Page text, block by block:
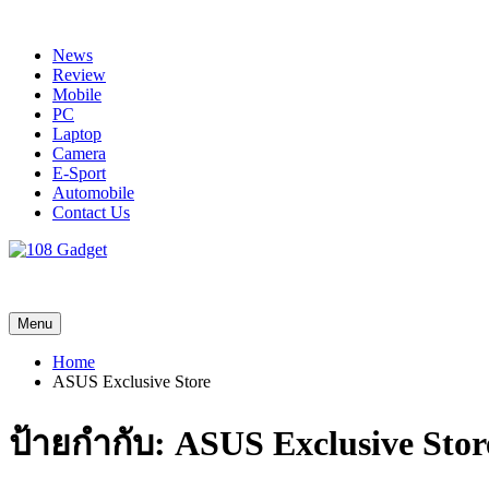
contentNews
Review
Mobile
PC
Laptop
Camera
E-Sport
Automobile
Contact Us
Menu
Home
ASUS Exclusive Store
ป้ายกำกับ: ASUS Exclusive